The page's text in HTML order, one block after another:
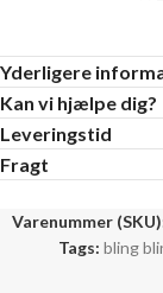
Yderligere
Kan vi hjælpe dig?
Leveringstid
Fragt
Varenummer
Tags: bling